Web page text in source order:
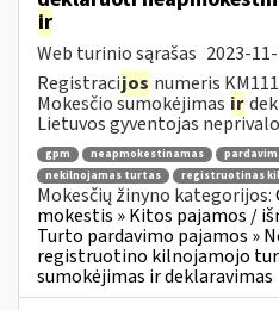
ir
Web turinio sąrašas 2023-
Registracijos numeris
Mokesčio sumokėjimas ir
Lietuvos gyventojas
gpm neapmokestinamas
nekilnojamas turtas
registruotinas
Mokesčių žinyno kategorijos:
mokestis » Kitos pajamos /
Turto pardavimo pajamos »
registruotino kilnojamojo
sumokėjimas ir deklaravimas